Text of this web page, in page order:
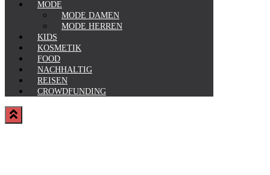
MODE
MODE DAMEN
MODE HERREN
KIDS
KOSMETIK
FOOD
NACHHALTIG
REISEN
CROWDFUNDING